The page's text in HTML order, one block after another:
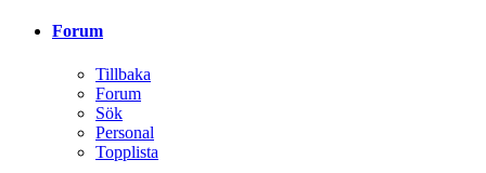
Forum
Tillbaka
Forum
Sök
Personal
Topplista